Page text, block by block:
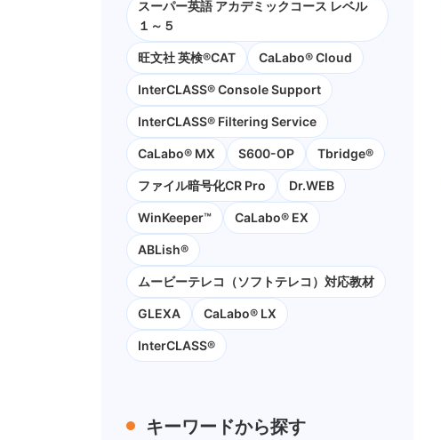
スーパー英語 アカデミックコース レベル
１～５
旺文社 英検®CAT CaLabo®︎ Cloud
InterCLASS®︎ Console Support
InterCLASS®︎ Filtering Service
CaLabo® MX S600-OP Tbridge®
ファイル暗号化CR Pro Dr.WEB
WinKeeper™ CaLabo® EX
ABLish®
ムービーテレコ（ソフトテレコ）対応教材
GLEXA CaLabo® LX
InterCLASS®
キーワードから探す